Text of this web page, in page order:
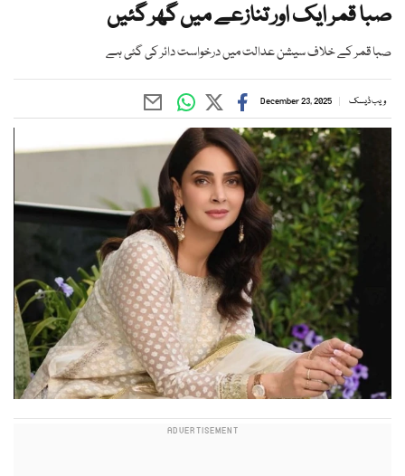
صبا قمر ایک اور تنازعے میں گھر گئیں
صبا قمر کے خلاف سیشن عدالت میں درخواست دائر کی گئی ہے
ویب ڈیسک December 23, 2025